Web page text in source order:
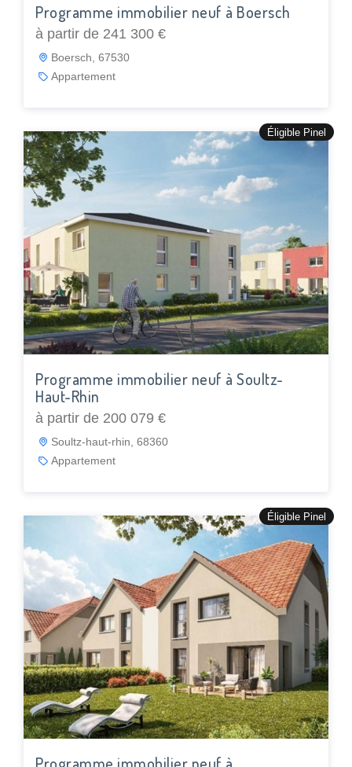
Programme immobilier neuf à Boersch
à partir de 241 300 €
Boersch, 67530
Appartement
Éligible Pinel
Programme immobilier neuf à Soultz-
Haut-Rhin
à partir de 200 079 €
Soultz-haut-rhin, 68360
Appartement
Éligible Pinel